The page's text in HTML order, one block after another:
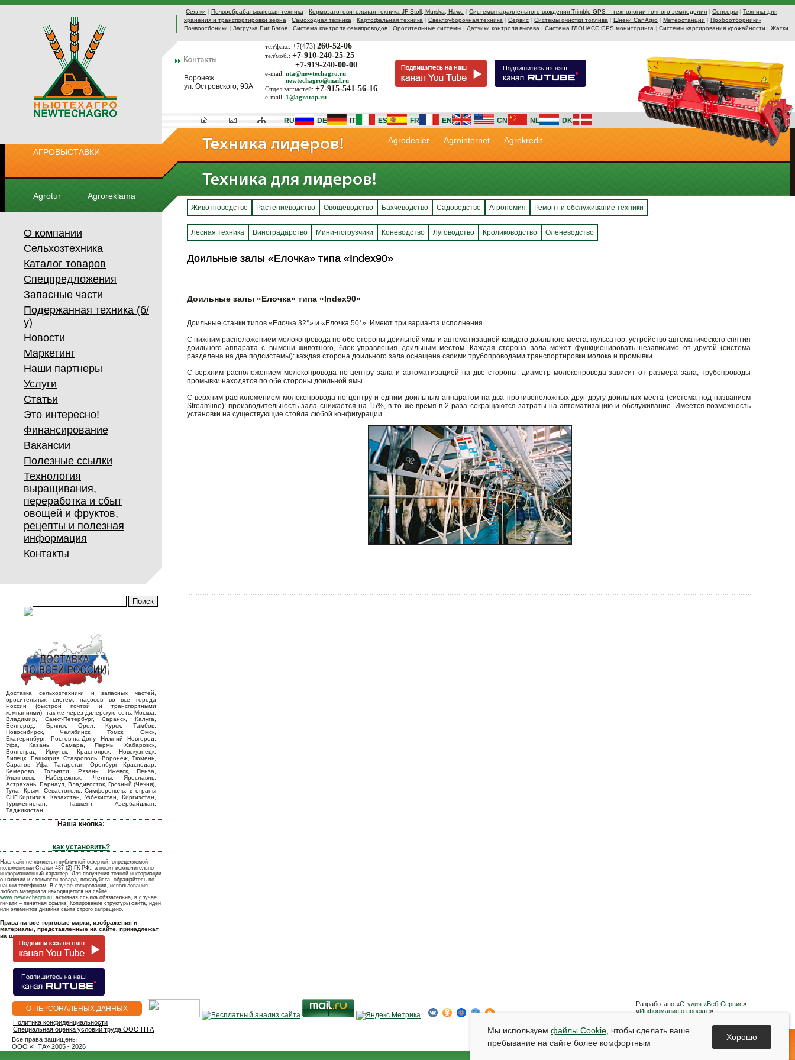
Сеялки | Почвообрабатывающая техника | Кормозаготовительная техника JF Stoll, Murska, Hawe | Системы параллельного вождения Trimble GPS – технологии точного земледелия | Сенсоры | Техника для
хранения и транспортировки зерна | Самоходная техника | Картофельная техника | Свеклоуборочная техника | Сервис | Системы очистки топлива | Шнеки CanAgro | Метеостанции | Пробоотборники-
Почвоотбоники | Загрузка Биг Бэгов | Система контроля семяпроводов | Оросительные системы | Датчики контроля высева | Система ГЛОНАСС GPS мониторинга | Системы картирования урожайности | Жатки
Воронеж
ул. Островского, 93А
тел/факс: +7(473) 260-52-06
тел/моб.: +7-910-240-25-25
+7-919-240-00-00
e-mail: nta@newtechagro.ru
newtechagro@mail.ru
Отдел запчастей: +7-915-541-56-16
e-mail: 1@agrotop.ru
АГРОВЫСТАВКИ
Agrotur Agroreklama
RU DE IT ES FR EN CN NL DK
Agrodealer Agrointernet Agrokredit
О компании
Сельхозтехника
Каталог товаров
Спецпредложения
Запасные части
Подержанная техника (б/
у)
Новости
Маркетинг
Наши партнеры
Услуги
Статьи
Это интересно!
Финансирование
Вакансии
Полезные ссылки
Технология
выращивания,
переработка и сбыт
овощей и фруктов,
рецепты и полезная
информация
Контакты
Доставка сельхозтехники и запасных частей,
оросительных систем, насосов во все города
России (быстрой почтой и транспортными
компаниями), так же через дилерскую сеть: Москва,
Владимир, Санкт-Петербург, Саранск, Калуга,
Белгород, Брянск, Орел, Курск, Тамбов,
Новосибирск, Челябинск, Томск, Омск,
Екатеринбург, Ростов-на-Дону, Нижний Новгород,
Уфа, Казань, Самара, Пермь, Хабаровск,
Волгоград, Иркутск, Красноярск, Новокузнецк,
Липецк, Башкирия, Ставрополь, Воронеж, Тюмень,
Саратов, Уфа, Татарстан, Оренбург, Краснодар,
Кемерово, Тольятти, Рязань, Ижевск, Пенза,
Ульяновск, Набережные Челны, Ярославль,
Астрахань, Барнаул, Владивосток, Грозный (Чечня),
Тула, Крым, Севастополь, Симферополь, в страны
СНГ:Киргизия, Казахстан, Узбекистан, Киргизстан,
Туркменистан, Ташкент, Азербайджан,
Таджикистан.
Наша кнопка:
как установить?
Наш сайт не является публичной офертой, определяемой
положениями Статьи 437 (2) ГК РФ., а носит исключительно
информационный характер. Для получения точной информации
о наличии и стоимости товара, пожалуйста, обращайтесь по
нашим телефонам. В случае копирования, использования
любого материала находящегося на сайте
www.newtechagro.ru, активная ссылка обязательна, в случае
печати – печатная ссылка. Копирование структуры сайта, идей
или элементов дизайна сайта строго запрещено.
Права на все торговые марки, изображения и
материалы, представленные на сайте, принадлежат
их владельцам.
Животноводство Растениеводство Овощеводство Бахчеводство Садоводство Агрономия Ремонт и обслуживание техники
Лесная техника Виноградарство Мини-погрузчики Коневодство Луговодство Кролиководство Оленеводство
Доильные залы «Елочка» типа «Index90»
Доильные залы «Елочка» типа «Index90»
Доильные залы «Елочка» типа «Index90»
Доильные станки типов «Елочка 32°» и «Елочка 50°». Имеют три варианта исполнения.
С нижним расположением молокопровода по обе стороны доильной ямы и автоматизацией каждого доильного места: пульсатор, устройство автоматического снятия
доильного аппарата с вымени животного, блок управления доильным местом. Каждая сторона зала может функционировать независимо от другой (система
разделена на две подсистемы): каждая сторона доильного зала оснащена своими трубопроводами транспортировки молока и промывки.
С верхним расположением молокопровода по центру зала и автоматизацией на две стороны: диаметр молокопровода зависит от размера зала, трубопроводы
промывки находятся по обе стороны доильной ямы.
С верхним расположением молокопровода по центру и одним доильным аппаратом на два противоположных друг другу доильных места (система под названием
Streamline): производительность зала снижается на 15%, в то же время в 2 раза сокращаются затраты на автоматизацию и обслуживание. Имеется возможность
установки на существующие стойла любой конфигурации.
О ПЕРСОНАЛЬНЫХ ДАННЫХ
Все права защищены
OOO «НТА» 2005 - 2026
Политика конфиденциальности
Специальная оценка условий труда ООО НТА
Разработано «Студия «Веб-Сервис»
«Информация о проекте»
Мы используем файлы Cookie , чтобы сделать ваше
пребывание на сайте более комфортным
Хорошо